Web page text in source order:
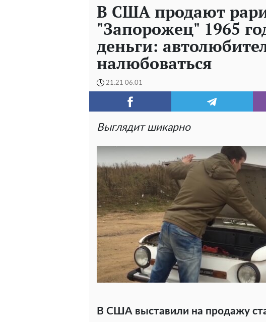
В США продают
"Запорожец" 1965
деньги:
налюбоваться
21:21 06.01
Выглядит шикарно
В США выставили на продажу